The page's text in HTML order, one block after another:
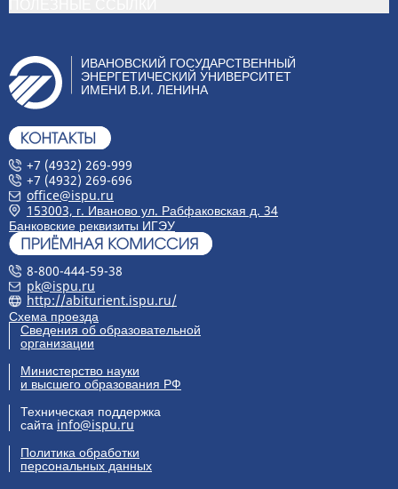
ИВАНОВСКИЙ ГОСУДАРСТВЕННЫЙ
ЭНЕРГЕТИЧЕСКИЙ УНИВЕРСИТЕТ
ИМЕНИ В.И. ЛЕНИНА
+7 (4932) 269-999
+7 (4932) 269-696
office@ispu.ru
153003, г. Иваново ул. Рабфаковская д. 34
Банковские реквизиты ИГЭУ
8-800-444-59-38
pk@ispu.ru
http://abiturient.ispu.ru/
Схема проезда
Сведения об образовательной
организации
Министерство науки
и высшего образования РФ
Техническая поддержка
сайта info@ispu.ru
Политика обработки
персональных данных